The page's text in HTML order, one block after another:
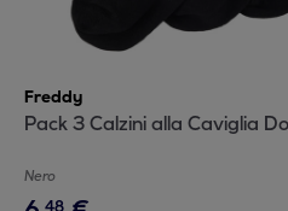
Freddy
Pack 3 Calzini alla Caviglia
Nero
48